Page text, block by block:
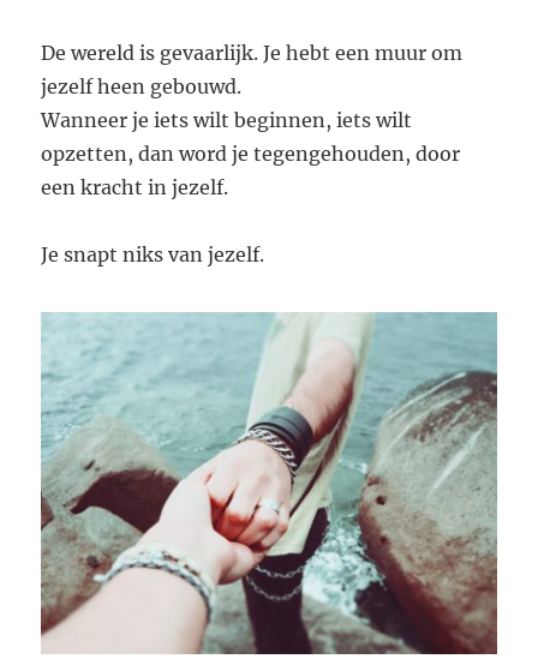
De wereld is gevaarlijk. Je hebt een muur om
jezelf heen gebouwd.
Wanneer je iets wilt beginnen, iets wilt
opzetten, dan word je tegengehouden, door
een kracht in jezelf.
Je snapt niks van jezelf.